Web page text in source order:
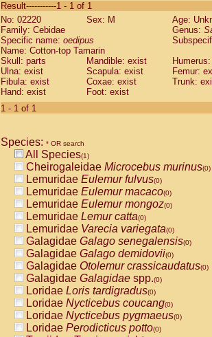
CebidaeSaguinus labiatus(0)
Cebidae Saguinus leucopus (0)
Cebidae
CebidaeSaguinus mystax
Cebidae Saguinus nigricollis (0)
Cebidae Saguinus oedipus
Cebidae Saguinus weddelli
Cebidae Saguinusspp.
Cebidae
CebidaeCebus capucinus
CebidaeCebus nigrivittatus
CebidaeCebus spp.(0)
CebidaeSaimiri boliviensis(0)
CebidaeSaimiri sciureus(0)
AtelidaeAlouatta caraya(0)
AtelidaeAlouatta fusca(0)
AtelidaeAlouatta seniculus(0)
AtelidaeAlouattaspp.(0)
AtelidaeAteles belzebuth(0)
AtelidaeAteles geoffroyi(0)
AtelidaeAteles paniscus(0)
AtelidaeAtelesspp.(0)
AtelidaeLagothrix lagothricha(0)
AtelidaeLagothrix lagothricha cana
PitheciidaeCacajao calvus
Result-----------1 - 1 of 1
No: 02220
Sex: M
Age:
Family: Cebidae
Genus:
Specific name: oedipus
Name: Cotton-top Tamarin
Skull: parts
Mandible: exist
Ulna: exist
Scapula: exist
Femur:
Fibula: exist
Coxae: exist
Trunk:
Hand: exist
Foot: exist
1 - 1 of 1
Species: * OR search
All Species(1)
Cheirogaleidae Microcebus murinus(0)
Lemuridae Eulemur fulvus(0)
Lemuridae Eulemur macaco(0)
Lemuridae Eulemur mongoz(0)
Lemuridae Lemur catta(0)
Lemuridae Varecia variegata(0)
Galagidae Galago senegalensis(0)
Galagidae Galago demidovii(0)
Galagidae Otolemur crassicaudatus(0)
Galagidae Galagidae spp.(0)
Loridae Loris tardigradus(0)
Loridae Nycticebus coucang(0)
Loridae Nycticebus pygmaeus(0)
Loridae Perodicticus potto(0)